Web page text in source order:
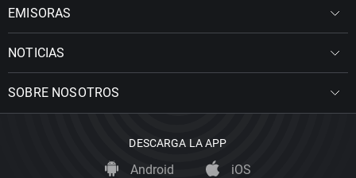
EMISORAS
NOTICIAS
SOBRE NOSOTROS
DESCARGA LA APP
Android iOS